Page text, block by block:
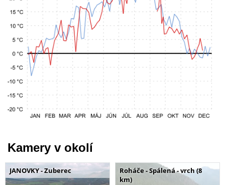
Kamery v okolí
JANOVKY - Zuberec
Roháče - Spálená - vrch (8
km)